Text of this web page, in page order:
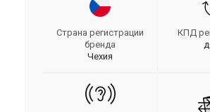
Страна регистрации
бренда
Чехия
КПД